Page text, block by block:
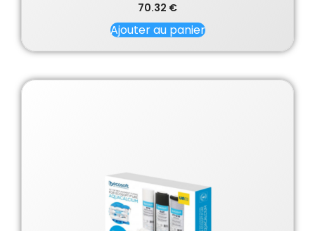
70.32 €
Ajouter au panier